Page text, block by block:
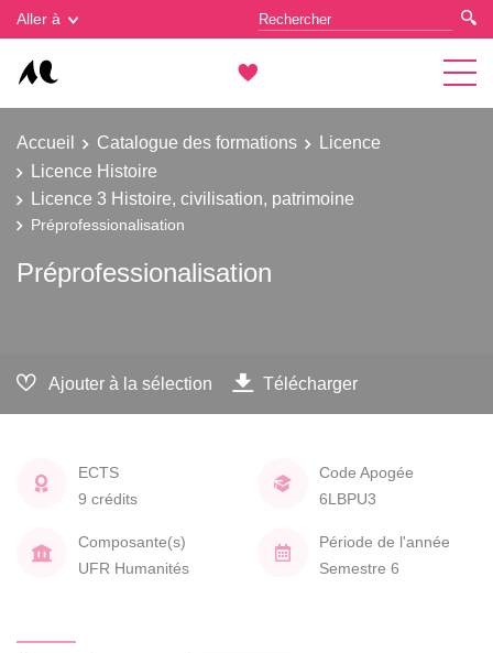
Aller à
Accueil Catalogue des formations
Licence
Licence Histoire
Licence 3 Histoire, civilisation, patrimoine
Préprofessionalisation
Préprofessionalisation
Ajouter à la sélection Télécharger
ECTS
9 crédits
Code Apogée
6LBPU3
Composante(s)
UFR Humanités
Période de l'année
Semestre 6
Gestion des cookies